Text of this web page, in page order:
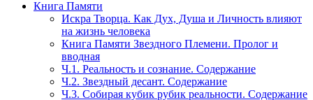
Книга Памяти
Искра Творца. Как Дух, Душа и Личность влияют
на жизнь человека
Книга Памяти Звездного Племени. Пролог и
вводная
Ч.1. Реальность и сознание. Содержание
Ч.2. Звездный десант. Содержание
Ч.3. Собирая кубик рубик реальности. Содержание